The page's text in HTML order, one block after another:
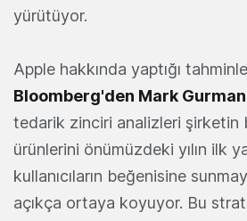
yürütüyor.
Apple hakkında yaptığı
Bloomberg'den Mark
tedarik zinciri analizleri şirketin
ürünlerini önümüzdeki yılın ilk
kullanıcıların beğenisine
açıkça ortaya koyuyor. Bu